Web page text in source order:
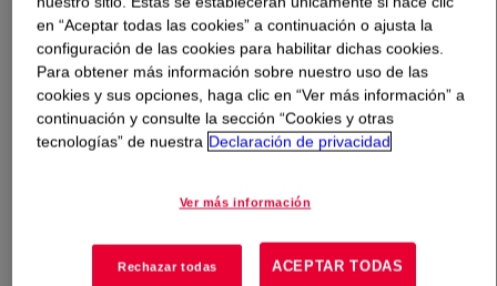
Qué esNUCREL™ N0908C Acid Copolymer?
A copolymer of ethylene and methacrylic acid. The resin
is available for use in conventional extrusion and
coextrusion equipment.
en “Aceptar todas las cookies” a continuación o ajusta la
configuración de las cookies para habilitar dichas cookies.
Para obtener más información sobre nuestro uso de las
cookies y sus opciones, haga clic en “Ver más información” a
continuación y consulte la sección “Cookies y otras
tecnologías” de nuestra Declaración de privacidad
Ver más información
Rechazar todas ACEPTAR TODAS